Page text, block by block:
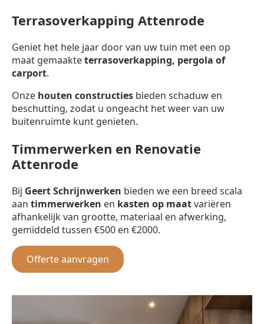
Terrasoverkapping Attenrode
Geniet het hele jaar door van uw tuin met een op
maat gemaakteterrasoverkapping, pergola of
carport.
Onze houten constructies bieden schaduw en
beschutting, zodat u ongeacht het weer van uw
buitenruimte kunt genieten.
Timmerwerken en Renovatie
Attenrode
Bij Geert Schrijnwerken bieden we een breed scala
aan timmerwerken en kasten op maatvariëren
afhankelijk van grootte, materiaal en afwerking,
gemiddeld tussen €500 en €2000.
Offerte aanvragen